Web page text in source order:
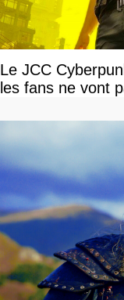
Le JCC
les fans ne vont